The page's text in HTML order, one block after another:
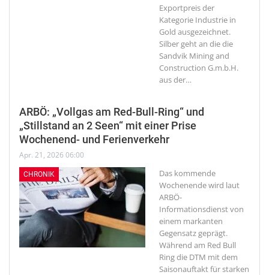
Exportpreis der
Kategorie Industrie in
Gold ausgezeichnet.
Silber geht an die die
Sandvik Mining and
Construction G.m.b.H.
aus der…
ARBÖ: „Vollgas am Red-Bull-Ring“ und
„Stillstand an 2 Seen“ mit einer Prise
Wochenend- und Ferienverkehr
Apr. 21, 2026 06:00
CHRONIK
Das kommende
Wochenende wird laut
ARBÖ-
Informationsdienst von
einem markanten
Gegensatz geprägt.
Während am Red Bull
Ring die DTM mit dem
Saisonauftakt für starken